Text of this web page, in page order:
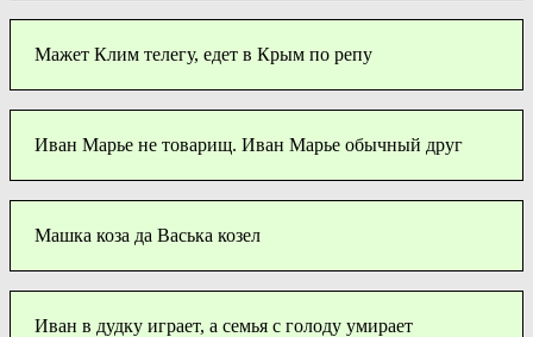
Мажет Клим телегу, едет в Крым по репу
Иван Марье не товарищ. Иван Марье обычный друг
Машка коза да Васька козел
Иван в дудку играет, а семья с голоду умирает